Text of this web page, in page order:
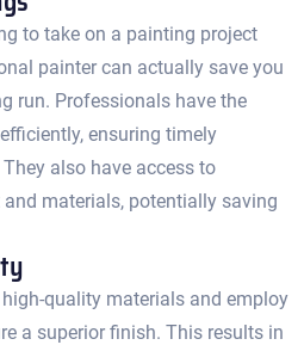
to take on a painting project
painter can actually save you
run.​ Professionals have the
ensuring timely
also have access to
materials, potentially saving
quality materials and employ
a superior finish. This results in